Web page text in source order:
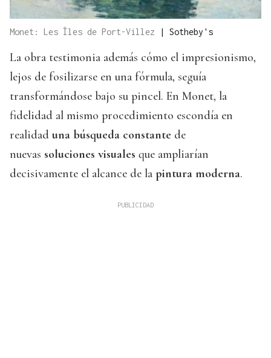
Monet: Les Îles de Port-Villez | Sotheby's
La obra testimonia además cómo el impresionismo,
lejos de fosilizarse en una fórmula, seguía
transformándose bajo su pincel. En Monet, la
fidelidad al mismo procedimiento escondía en
realidad una búsqueda constante de
nuevas soluciones visuales que ampliarían
decisivamente el alcance de la pintura moderna.